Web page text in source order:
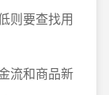
则要查找用
流和商品新